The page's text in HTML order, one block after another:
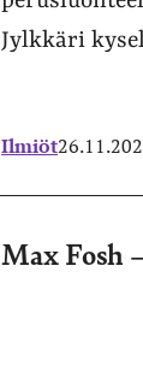
Jylkkäri
Ilmiöt
Max Fosh